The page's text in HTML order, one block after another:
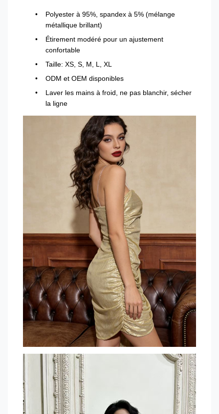
Polyester à 95%, spandex à 5% (mélange
métallique brillant)
Étirement modéré pour un ajustement
confortable
Taille: XS, S, M, L, XL
ODM et OEM disponibles
Laver les mains à froid, ne pas blanchir, sécher
la ligne